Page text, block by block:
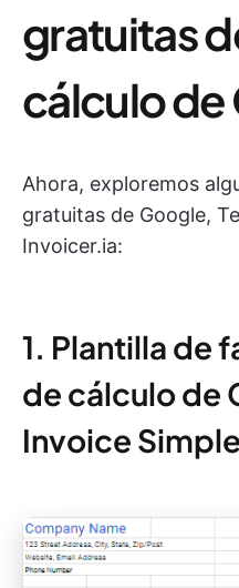
gratuitas
cálculo de
Ahora, exploremos
gratuitas de Google,
Invoicer.ia:
1. Plantilla de
de cálculo de
Invoice Simple